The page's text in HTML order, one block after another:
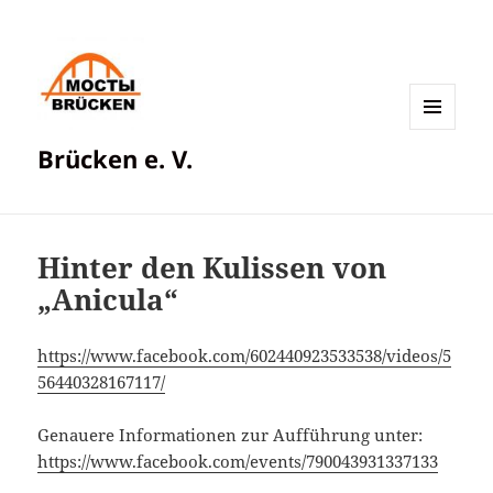
Brücken e. V.
Hinter den Kulissen von
„Anicula“
https://www.facebook.com/602440923533538/videos/5
56440328167117/
Genauere Informationen zur Aufführung unter:
https://www.facebook.com/events/790043931337133